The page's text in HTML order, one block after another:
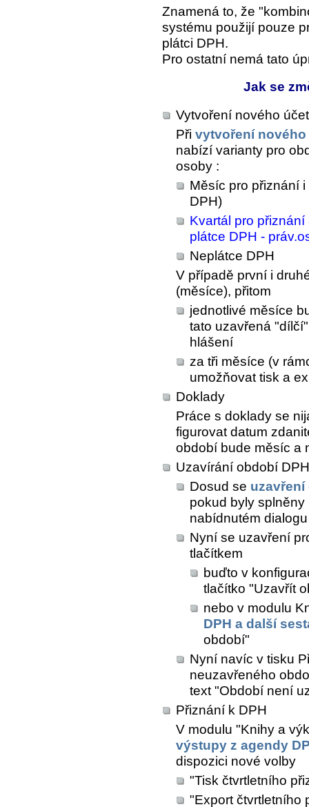
Znamená to, že
systému použijí pouze
plátci DPH.
Pro ostatní nemá tato
Jak se
Vytvoření nového
Při vytvoření
nabízí varianty pro
osoby :
Měsíc pro přiznání
DPH)
Kvartál pro
plátce DPH -
Neplátce DPH
V případě první i
(měsíce), přitom
jednotlivé měsíce
tato uzavřená
hlášení
za tři měsíce (v
umožňovat tisk a
Doklady
Práce s doklady se
figurovat datum
období bude měsíc a
Uzavírání období DPH
Dosud se
pokud byly
nabídnutém
Nyní se uzavření
tlačítkem
buďto v
tlačítko "Uzavřít
nebo v modulu
DPH a další
období"
Nyní navíc v tisku
neuzavřeného
text "Období není
Přiznání k DPH
V modulu "Knihy a
výstupy z agendy
dispozici nové volby
"Tisk čtvrtletního
"Export čtvrtletního